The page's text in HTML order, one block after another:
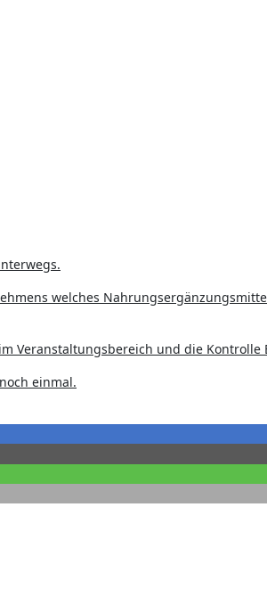
welches
Veranstaltungsbereich und die Kontrolle
einmal.